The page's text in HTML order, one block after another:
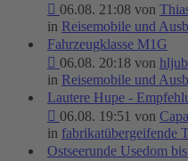
06.08. 21:08 von
in Reisemobile und
Fahrzeugklasse M1G
06.08. 20:18 von
in Reisemobile und
Lautere Hupe -
06.08. 19:51 von Capa
in fabrikatübergeifende
Ostseerunde Usedom